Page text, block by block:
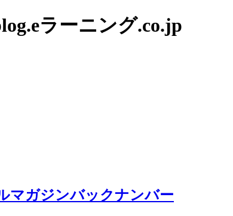
ラーニング.co.jp
マガジンバックナンバー